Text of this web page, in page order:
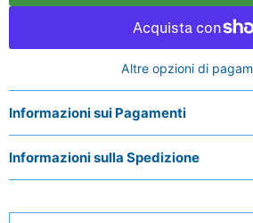
Altre opzioni di
Informazioni sui Pagamenti
Informazioni sulla Spedizione